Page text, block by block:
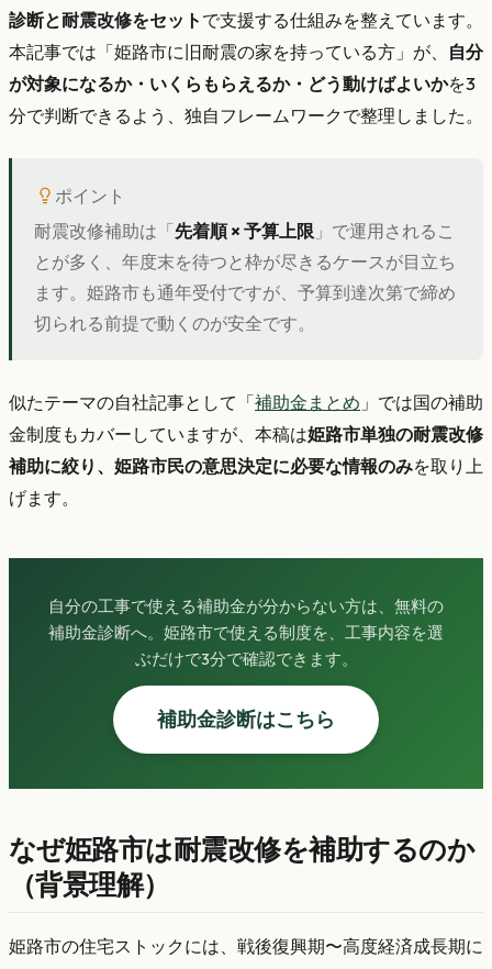
診断と耐震改修をセット で支援する仕組みを整えています。
本記事では「姫路市に旧耐震の家を持っている方」が、 自分
が対象になるか・いくらもらえるか・どう動けばよいかを3
分で判断できるよう、独自フレームワークで整理しました。
ポイント
耐震改修補助は「先着順 × 予算上限 」で運用されるこ
とが多く、年度末を待つと枠が尽きるケースが目立ち
ます。姫路市も通年受付ですが、予算到達次第で締め
切られる前提で動くのが安全です。
似たテーマの自社記事として「補助金まとめ 」では国の補助
金制度もカバーしていますが、本稿は姫路市単独の耐震改修
補助に絞り、姫路市民の意思決定に必要な情報のみを取り上
げます。
自分の工事で使える補助金が分からない方は、無料の
補助金診断へ。姫路市で使える制度を、工事内容を選
ぶだけで3分で確認できます。
補助金診断はこちら
なぜ姫路市は耐震改修を補助するのか
（背景理解）
姫路市の住宅ストックには、戦後復興期〜高度経済成長期に